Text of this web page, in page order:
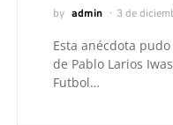
by admin 3 de
Esta anécdota
de Pablo Larios
Futbol…